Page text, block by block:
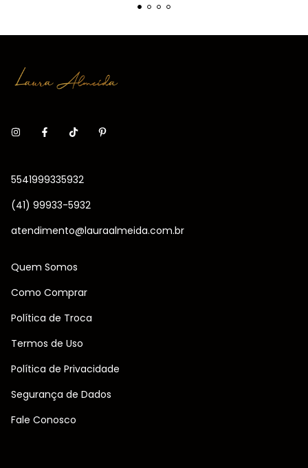
5541999335932
(41) 99933-5932
atendimento@lauraalmeida.com.br
Quem Somos
Como Comprar
Política de Troca
Termos de Uso
Política de Privacidade
Segurança de Dados
Fale Conosco